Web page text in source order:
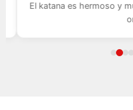
El katana es hermoso y